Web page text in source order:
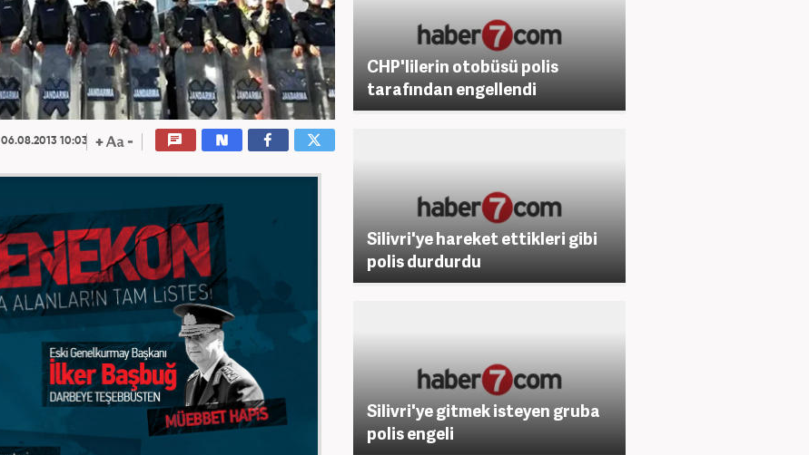
06.08.2013 10:03
CHP'lilerin otobüsü polis
tarafından engellendi
Silivri'ye hareket ettikleri gibi
polis durdurdu
Silivri'ye gitmek isteyen gruba
polis engeli